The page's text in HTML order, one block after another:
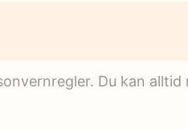
Du kan alltid